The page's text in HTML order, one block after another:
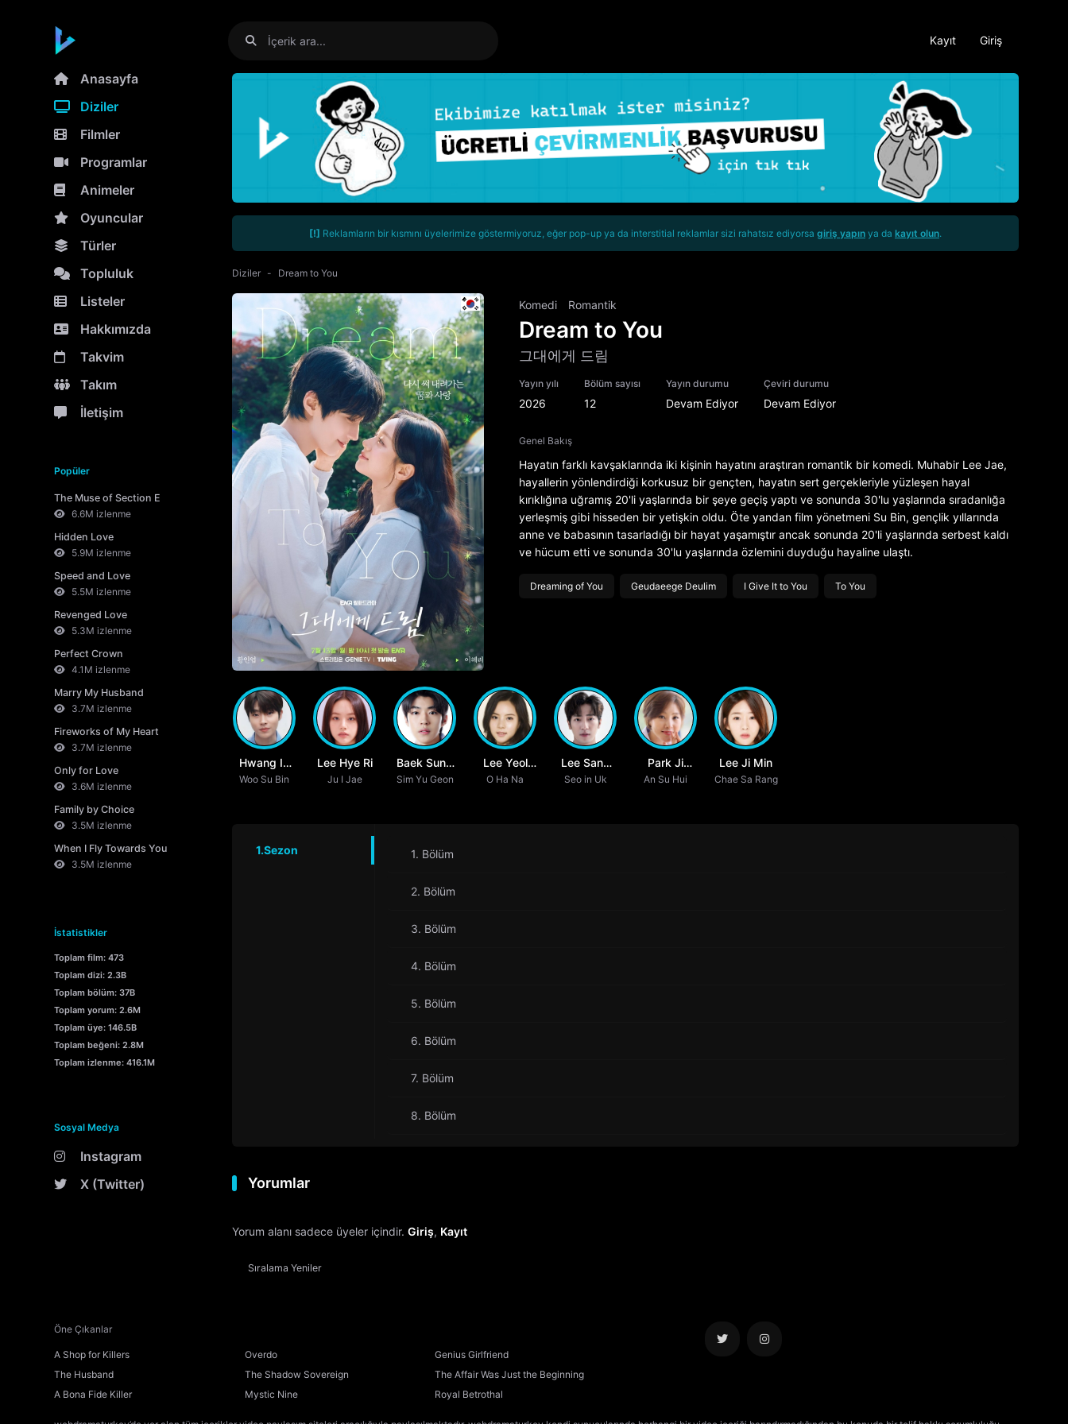
Kayıt Giriş
Anasayfa
Diziler
Filmler
Programlar
Animeler
Oyuncular
Türler
Topluluk
Listeler
Hakkımızda
Takvim
Takım
İletişim
Popüler
The Muse of Section E
6.6M izlenme
Hidden Love
5.9M izlenme
Speed and Love
5.5M izlenme
Revenged Love
5.3M izlenme
Perfect Crown
4.1M izlenme
Marry My Husband
3.7M izlenme
Fireworks of My Heart
3.7M izlenme
Only for Love
3.6M izlenme
Family by Choice
3.5M izlenme
When I Fly Towards You
3.5M izlenme
İstatistikler
Toplam film: 473
Toplam dizi: 2.3B
Toplam bölüm: 37B
Toplam yorum: 2.6M
Toplam üye: 146.5B
Toplam beğeni: 2.8M
Toplam izlenme: 416.1M
Sosyal Medya
Instagram
X (Twitter)
[!] Reklamların bir kısmını üyelerimize göstermiyoruz, eğer pop-up ya da interstitial reklamlar sizi rahatsız ediyorsa giriş yapın ya da kayıt olun.
Diziler Dream to You
Komedi Romantik
Dream to You
그대에게 드림
Yayın yılı
2026
Bölüm sayısı
12
Yayın durumu
Devam Ediyor
Çeviri durumu
Devam Ediyor
Genel Bakış
Hayatın farklı kavşaklarında iki kişinin hayatını araştıran romantik bir komedi. Muhabir Lee Jae,
hayallerin yönlendirdiği korkusuz bir gençten, hayatın sert gerçekleriyle yüzleşen hayal
kırıklığına uğramış 20'li yaşlarında bir şeye geçiş yaptı ve sonunda 30'lu yaşlarında sıradanlığa
yerleşmiş gibi hisseden bir yetişkin oldu. Öte yandan film yönetmeni Su Bin, gençlik yıllarında
anne ve babasının tasarladığı bir hayat yaşamıştır ancak sonunda 20'li yaşlarında serbest kaldı
ve hücum etti ve sonunda 30'lu yaşlarında özlemini duyduğu hayaline ulaştı.
Dreaming of You Geudaeege Deulim I Give It to You To You
Hwang In
Youp
Woo Su Bin
Lee Hye Ri
Ju I Jae
Baek Sung
Chul
Sim Yu Geon
Lee Yeol
Eum
O Ha Na
Lee Sang
Yeob
Seo in Uk
Park Ji
Young
An Su Hui
Lee Ji Min
Chae Sa Rang
1.Sezon 1. Bölüm
2. Bölüm
3. Bölüm
4. Bölüm
5. Bölüm
6. Bölüm
7. Bölüm
8. Bölüm
Yorumlar
Yorum alanı sadece üyeler içindir. Giriş, Kayıt
Sıralama Yeniler
Öne Çıkanlar
A Shop for Killers Overdo
Genius Girlfriend
The Husband
The Shadow Sovereign
The Affair Was Just the Beginning
A Bona Fide Killer
Mystic Nine Royal Betrothal